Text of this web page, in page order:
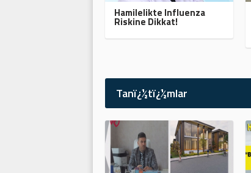
Hamilelikte Influenza
Riskine Dikkat!
Tanï¿½tï¿½mlar